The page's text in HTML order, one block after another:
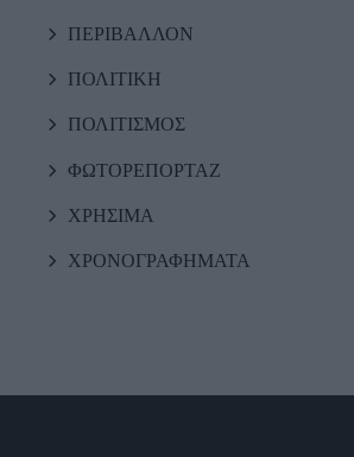
ΠΕΡΙΒΑΛΛΟΝ
ΠΟΛΙΤΙΚΗ
ΠΟΛΙΤΙΣΜΟΣ
ΦΩΤΟΡΕΠΟΡΤΑΖ
ΧΡΗΣΙΜΑ
ΧΡΟΝΟΓΡΑΦΗΜΑΤΑ